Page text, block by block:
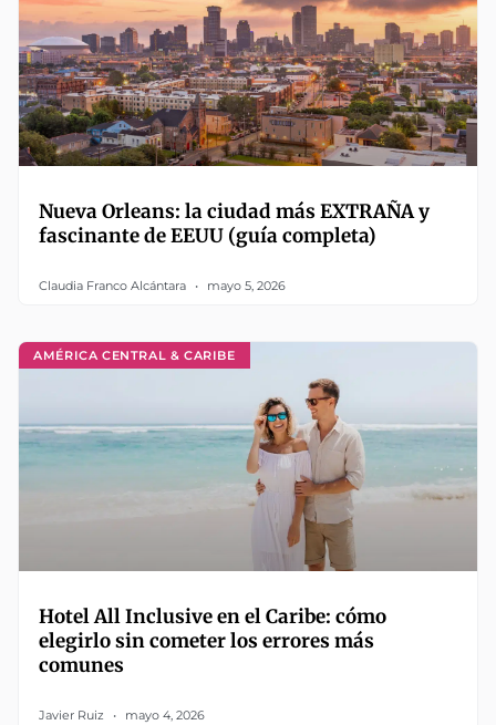
Nueva Orleans: la ciudad más EXTRAÑA y
fascinante de EEUU (guía completa)
Claudia Franco Alcántara mayo 5, 2026
AMÉRICA CENTRAL & CARIBE
Hotel All Inclusive en el Caribe: cómo
elegirlo sin cometer los errores más
comunes
Javier Ruiz mayo 4, 2026